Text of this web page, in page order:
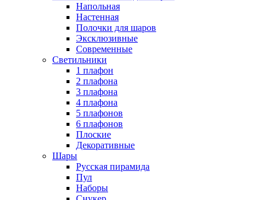
Напольная
Настенная
Полочки для шаров
Эксклюзивные
Современные
Светильники
1 плафон
2 плафона
3 плафона
4 плафона
5 плафонов
6 плафонов
Плоские
Декоративные
Шары
Русская пирамида
Пул
Наборы